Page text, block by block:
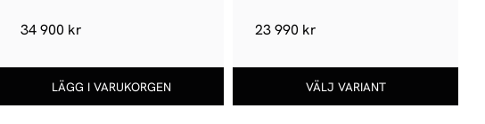
34 900 kr 23 990 kr